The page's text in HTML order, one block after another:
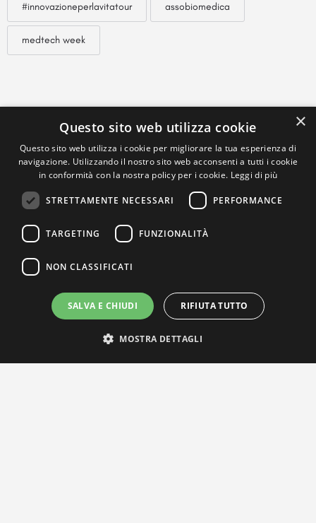
#innovazioneperlavitatour assobiomedica
medtech week
×
Questo sito web utilizza cookie
Questo sito web utilizza i cookie per migliorare la tua esperienza di
navigazione. Utilizzando il nostro sito web acconsenti a tutti i cookie
in conformità con la nostra policy per i cookie. Leggi di più
STRETTAMENTE NECESSARI PERFORMANCE
TARGETING FUNZIONALITÀ
NON CLASSIFICATI
SALVA E CHIUDI RIFIUTA TUTTO
MOSTRA DETTAGLI